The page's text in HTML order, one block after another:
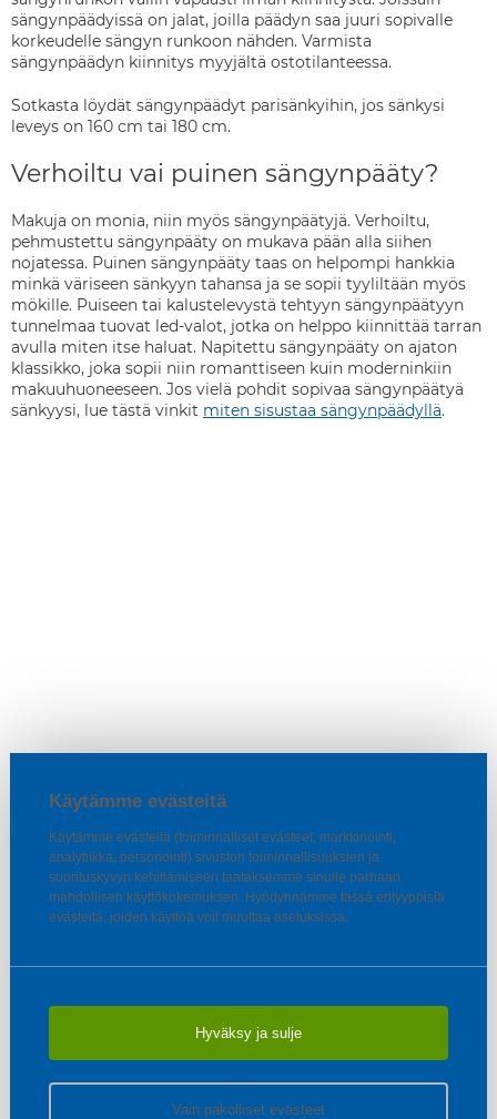
Käytämme evästeitä
Käytämme evästeitä (toiminnalliset evästeet, markkinointi,
analytiikka, personointi) sivuston toiminnallisuuksien ja
suorituskyvyn kehittämiseen taataksemme sinulle parhaan
mahdollisen käyttökokemuksen. Hyödynnämme tässä erityyppisiä
evästeitä, joiden käyttöä voit muuttaa asetuksissa.
Hyväksy ja sulje
Vain pakolliset evästeet
sängynpäädyissä on jalat, joilla päädyn saa juuri sopivalle
korkeudelle sängyn runkoon nähden. Varmista
sängynpäädyn kiinnitys myyjältä ostotilanteessa.
Sotkasta löydät sängynpäädyt parisänkyihin, jos sänkysi
leveys on 160 cm tai 180 cm.
Verhoiltu vai puinen sängynpääty?
Makuja on monia, niin myös sängynpäätyjä. Verhoiltu,
pehmustettu sängynpääty on mukava pään alla siihen
nojatessa. Puinen sängynpääty taas on helpompi hankkia
minkä väriseen sänkyyn tahansa ja se sopii tyyliltään myös
mökille. Puiseen tai kalustelevystä tehtyyn sängynpäätyyn
tunnelmaa tuovat led-valot, jotka on helppo kiinnittää tarran
avulla miten itse haluat. Napitettu sängynpääty on ajaton
klassikko, joka sopii niin romanttiseen kuin moderninkiin
makuuhuoneeseen. Jos vielä pohdit sopivaa sängynpäätyä
sänkyysi, lue tästä vinkit miten sisustaa sängynpäädyllä.